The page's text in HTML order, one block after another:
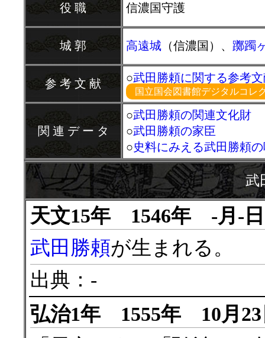
役 職 信濃国守護
城 郭 高遠城 （信濃国）、 躑躅
参 考 文 献 ○武田勝頼に関する参考
国立国会図書館デジタルコレ
関 連 デ ー タ
○武田勝頼の関連文化財
○武田勝頼の家臣
○史料にみえる武田勝頼
武
天文15年 1546年 -月-
武田勝頼が生まれる。
出典：-
弘治1年 1555年 10月